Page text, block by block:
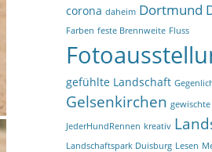
corona daheim Dortmund
Farben feste Brennweite Fluss
gefühlte Landschaft
Gelsenkirchen
JederHundRennen kreativ
Landschaftspark Duisburg Lesen